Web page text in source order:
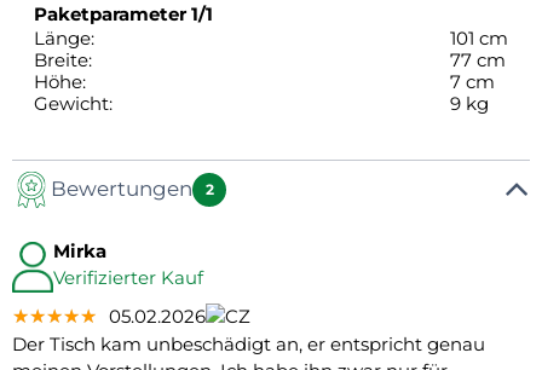
Paketparameter1/1
Länge:
101 cm
Breite:
77 cm
Höhe:
7 cm
Gewicht:
9 kg
Bewertungen 2
Mirka
Verifizierter Kauf
★★★★★
★★★★★
★★★★★ 05.02.2026
Der Tisch kam unbeschädigt an, er entspricht genau